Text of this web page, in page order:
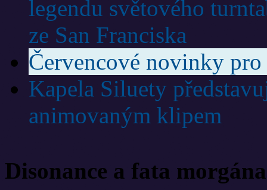
legendu světového
ze San Franciska
Červencové novinky
Kapela Siluety
animovaným klipem
Disonance a fata morgána